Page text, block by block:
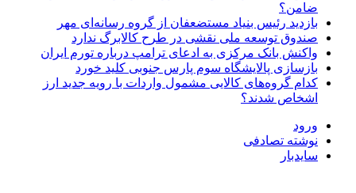
ضامن؟
بازدید رئیس بنیاد مستضعفان از گروه رسانه‌ای مهر
صندوق توسعه ملی نقشی در طرح کالابرگ ندارد
واکنش بانک مرکزی به ادعای ترامپ درباره تورم ایران
بازسازی پالایشگاه سوم پارس جنوبی کلید خورد
کدام گروه‌های کالایی مشمول واردات با رویه جدید ارز
اشخاص شدند؟
ورود
نوشته تصادفی
سایدبار